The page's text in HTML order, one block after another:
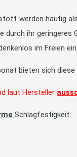
werden häufig
durch ihr
im Freien
bieten sich
laut Hersteller
Schlagfestigkeit.